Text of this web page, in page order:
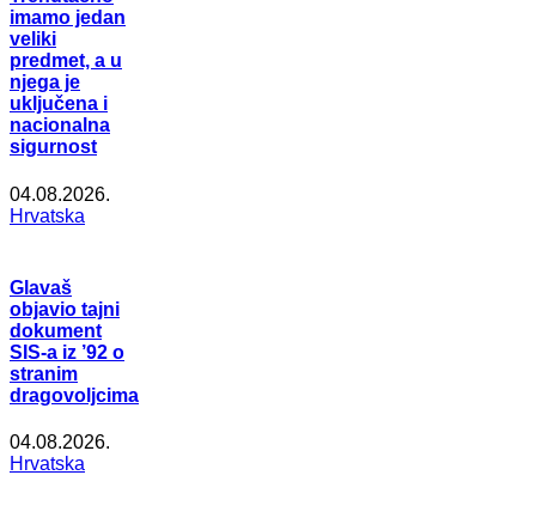
imamo jedan
veliki
predmet, a u
njega je
uključena i
nacionalna
sigurnost
04.08.2026.
Hrvatska
Glavaš
objavio tajni
dokument
SIS-a iz ’92 o
stranim
dragovoljcima
04.08.2026.
Hrvatska